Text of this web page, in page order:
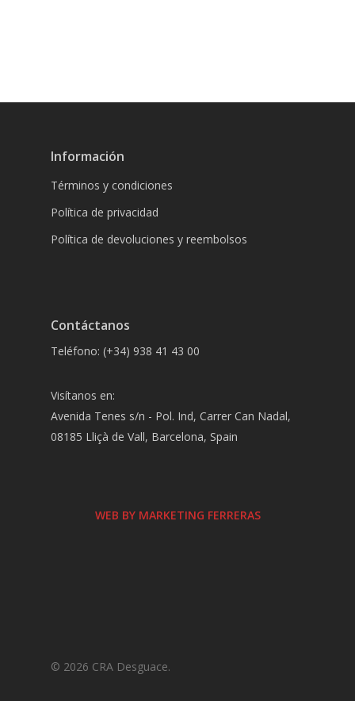
Información
Términos y condiciones
Política de privacidad
Política de devoluciones y reembolsos
Contáctanos
Teléfono: (+34) 938 41 43 00
Visítanos en:
Avenida Tenes s/n - Pol. Ind, Carrer Can Nadal,
08185 Lliçà de Vall, Barcelona, Spain
WEB BY MARKETING FERRERAS
© 2026 CRA Desguace.